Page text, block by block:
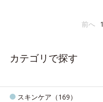
前へ 1
カテゴリで探す
スキンケア（169）